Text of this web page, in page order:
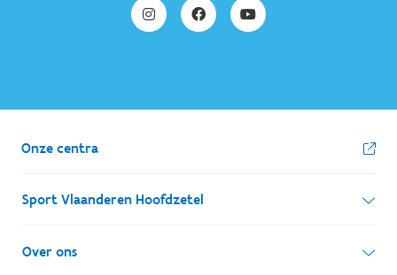
Onze centra
Sport Vlaanderen Hoofdzetel
Simon Bolivarlaan 17
Over ons